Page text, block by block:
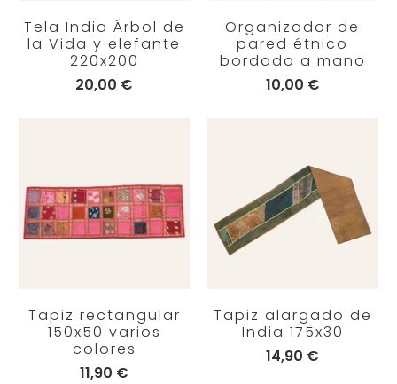
Tela India Árbol de
la Vida y elefante
220x200
20,00 €
Organizador de
pared étnico
bordado a mano
10,00 €
Tapiz rectangular
150x50 varios
colores
11,90 €
Tapiz alargado de
India 175x30
14,90 €